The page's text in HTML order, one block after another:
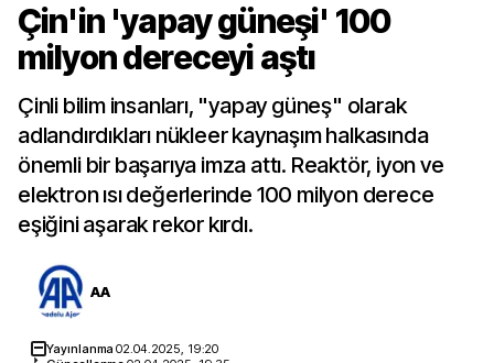
Çin'in 'yapay güneşi' 100
milyon dereceyi aştı
Çinli bilim insanları, "yapay güneş" olarak
adlandırdıkları nükleer kaynaşım halkasında
önemli bir başarıya imza attı. Reaktör, iyon ve
elektron ısı değerlerinde 100 milyon derece
eşiğini aşarak rekor kırdı.
AA
Yayınlanma02.04.2025, 19:20